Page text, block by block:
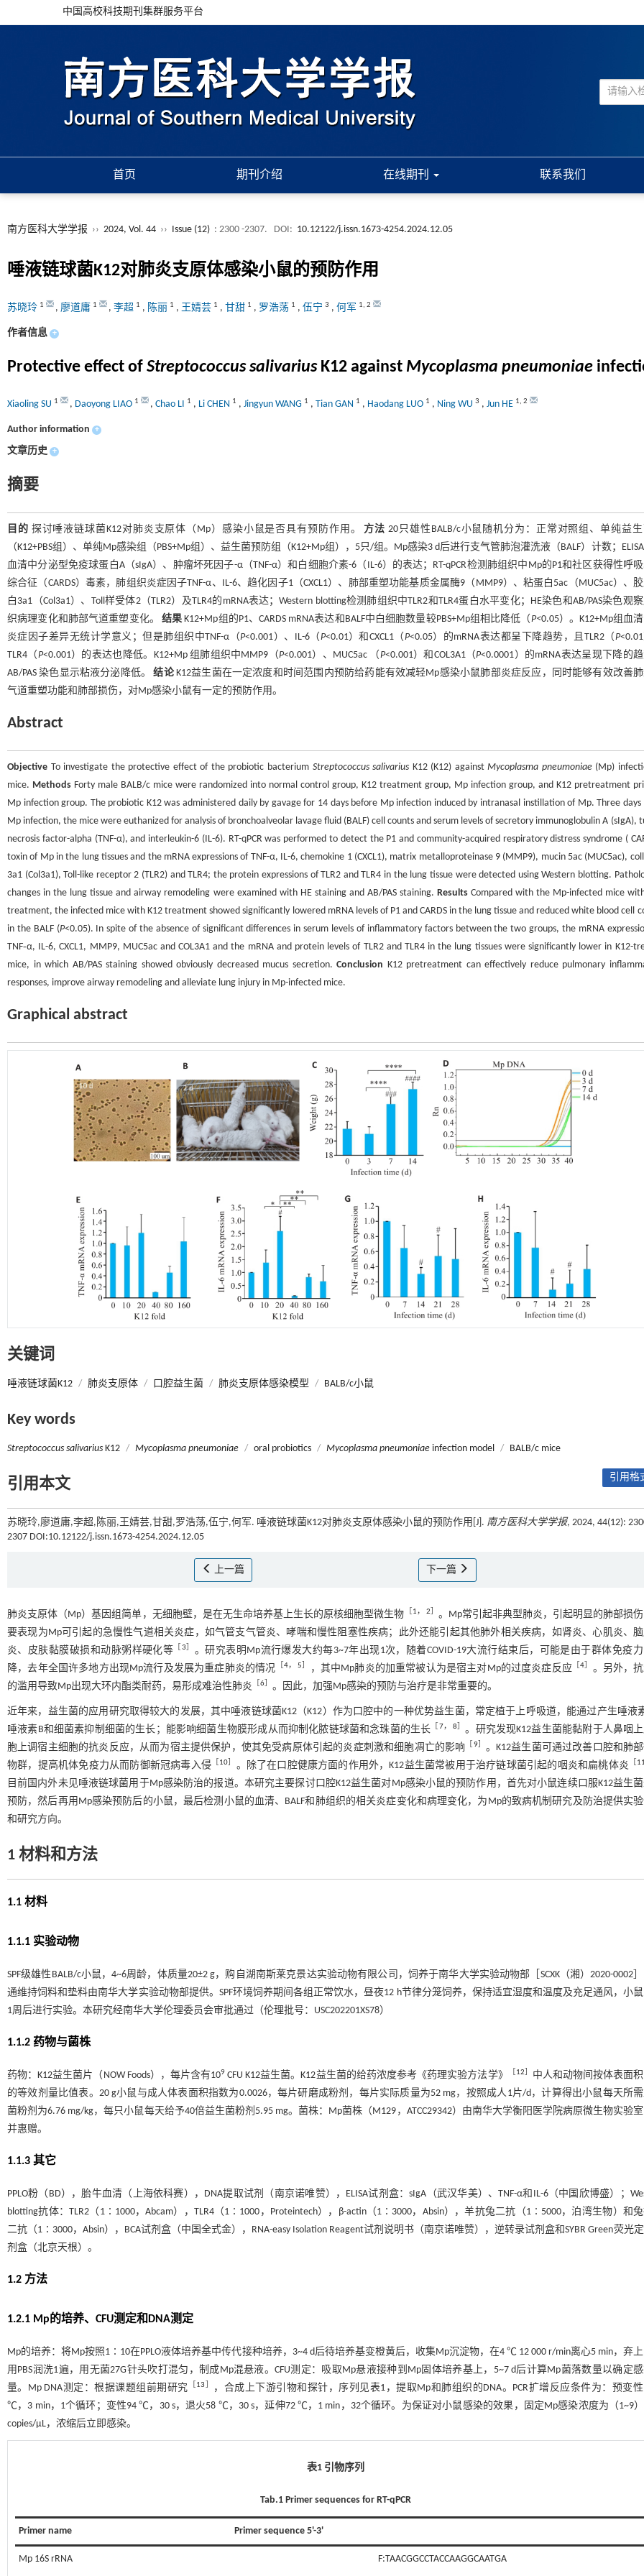
中国高校科技期刊集群服务平台
首页 期刊介绍 在线期刊 联系我们
南方医科大学学报 ›› 2024, Vol. 44 ›› Issue (12) : 2300 -2307. DOI: 10.12122/j.issn.1673-4254.2024.12.05
唾液链球菌K12对肺炎支原体感染小鼠的预防作用
苏晓玲 1 , 廖道庸 1 , 李超 1 , 陈丽 1 , 王婧芸 1 , 甘甜 1 , 罗浩荡 1 , 伍宁 3 , 何军 1, 2
作者信息 +
Protective effect of Streptococcus salivariusK12 against Mycoplasma pneumoniae
Xiaoling SU 1 , Daoyong LIAO 1 , Chao LI 1 , Li CHEN 1 , Jingyun WANG 1 , Tian GAN 1 , Haodang LUO 1 , Ning WU 3 , Jun HE 1, 2
Author information +
文章历史 +
摘要
目的 探讨唾液链球菌K12对肺炎支原体（Mp）感染小鼠是否具有预防作用。方法 20只雄性BALB/c小鼠随机分为：正常对照组、单纯益生
（K12+PBS组）、单纯Mp感染组（PBS+Mp组）、益生菌预防组（K12+Mp组），5只/组。Mp感染3 d后进行支气管肺泡灌洗液（BALF）计数；
血清中分泌型免疫球蛋白A（sIgA）、肿瘤坏死因子-α（TNF-α）和白细胞介素-6（IL-6）的表达；RT-qPCR检测肺组织中Mp的P1和社区获得性呼
综合征（CARDS）毒素，肺组织炎症因子TNF-α、IL-6、趋化因子1（CXCL1）、肺部重塑功能基质金属酶9（MMP9）、粘蛋白5ac（MUC5ac）、
白3a1（Col3a1）、Toll样受体2（TLR2）及TLR4的mRNA表达；Western blotting检测肺组织中TLR2和TLR4蛋白水平变化；HE染色和AB/PAS染色观
织病理变化和肺部气道重塑变化。结果 K12+Mp组的P1、CARDS mRNA表达和BALF中白细胞数量较PBS+Mp组相比降低（P<0.05）。K12+Mp组血
炎症因子差异无统计学意义；但是肺组织中TNF-α（P<0.001）、IL-6（P<0.01）和CXCL1（P<0.05）的mRNA表达都呈下降趋势，且TLR2（P
TLR4（P<0.001）的表达也降低。K12+Mp 组肺组织中MMP9（P<0.001）、MUC5ac （P<0.001）和COL3A1（P<0.0001）的mRNA表达呈现下降的趋
AB/PAS 染色显示粘液分泌降低。结论K12益生菌在一定浓度和时间范围内预防给药能有效减轻Mp感染小鼠肺部炎症反应，同时能够有效改善
气道重塑功能和肺部损伤，对Mp感染小鼠有一定的预防作用。
Abstract
Objective To investigate the protective effect of the probiotic bacterium Streptococcus salivarius K12 (K12) againstMycoplasma pneumoniae(Mp)
mice. MethodsForty male BALB/c mice were randomized into normal control group, K12 treatment group, Mp infection group, and K12 pretreatment
Mp infection group. The probiotic K12 was administered daily by gavage for 14 days before Mp infection induced by intranasal instillation of Mp. Three
Mp infection, the mice were euthanized for analysis of bronchoalveolar lavage fluid (BALF) cell counts and serum levels of secretory immunoglobulin A (sIgA),
necrosis factor-alpha (TNF-α), and interleukin-6 (IL-6). RT-qPCR was performed to detect the P1 and community-acquired respiratory distress syndrome (
toxin of Mp in the lung tissues and the mRNA expressions of TNF-α, IL-6, chemokine 1 (CXCL1), matrix metalloproteinase 9 (MMP9), mucin 5ac (MUC5ac),
3a1 (Col3a1), Toll-like receptor 2 (TLR2) and TLR4; the protein expressions of TLR2 and TLR4 in the lung tissue were detected using Western blotting.
changes in the lung tissue and airway remodeling were examined with HE staining and AB/PAS staining.Results Compared with the Mp-infected mice
treatment, the infected mice with K12 treatment showed significantly lowered mRNA levels of P1 and CARDS in the lung tissue and reduced white blood cell
in the BALF (P<0.05). In spite of the absence of significant differences in serum levels of inflammatory factors between the two groups, the mRNA
TNF‑α, IL-6, CXCL1, MMP9, MUC5ac and COL3A1 and the mRNA and protein levels of TLR2 and TLR4 in the lung tissues were significantly lower in K12-
mice, in which AB/PAS staining showed obviously decreased mucus secretion.Conclusion K12 pretreatment can effectively reduce pulmonary
responses, improve airway remodeling and alleviate lung injury in Mp-infected mice.
Graphical abstract
关键词
唾液链球菌K12 / 肺炎支原体 / 口腔益生菌 / 肺炎支原体感染模型 / BALB/c小鼠
Key words
Streptococcus salivarius K12 / Mycoplasma pneumoniae / oral probiotics / Mycoplasma pneumoniae infection model / BALB/c mice
引用本文 引用格
苏晓玲,廖道庸,李超,陈丽,王婧芸,甘甜,罗浩荡,伍宁,何军. 唾液链球菌K12对肺炎支原体感染小鼠的预防作用[J]. 南方医科大学学报, 2024, 44(12):
2307 DOI:10.12122/j.issn.1673-4254.2024.12.05
上一篇 下一篇
肺炎支原体（Mp）基因组简单，无细胞壁，是在无生命培养基上生长的原核细胞型微生物 1， 2
。Mp常引起非典型肺炎，引起明显的肺部损
要表现为Mp可引起的急慢性气道相关炎症，如气管支气管炎、哮喘和慢性阻塞性疾病；此外还能引起其他肺外相关疾病，如肾炎、心肌炎、
炎、皮肤黏膜破损和动脉粥样硬化等
3
。研究表明Mp流行爆发大约每3~7年出现1次，随着COVID-19大流行结束后，可能是由于群体免疫
降，去年全国许多地方出现Mp流行及发展为重症肺炎的情况
4，5 ，其中Mp肺炎的加重常被认为是宿主对Mp的过度炎症反应 ［4
。另外，
的滥用导致Mp出现大环内酯类耐药，易形成难治性肺炎
6 。因此，加强Mp感染的预防与治疗是非常重要的。
近年来，益生菌的应用研究取得较大的发展，其中唾液链球菌K12（K12）作为口腔中的一种优势益生菌，常定植于上呼吸道，能通过产生唾液素
唾液素B和细菌素抑制细菌的生长；能影响细菌生物膜形成从而抑制化脓链球菌和念珠菌的生长
7，8
。研究发现K12益生菌能黏附于人鼻咽
胞上调宿主细胞的抗炎反应，从而为宿主提供保护，使其免受病原体引起的炎症刺激和细胞凋亡的影响
9］ 。K12益生菌可通过改善口腔和肺
物群，提高机体免疫力从而防御新冠病毒入侵［ 10 。除了在口腔健康方面的作用外，K12益生菌常被用于治疗链球菌引起的咽炎和扁桃体炎 11
目前国内外未见唾液链球菌用于Mp感染防治的报道。本研究主要探讨口腔K12益生菌对Mp感染小鼠的预防作用，首先对小鼠连续口服K12益生
预防，然后再用Mp感染预防后的小鼠，最后检测小鼠的血清、BALF和肺组织的相关炎症变化和病理变化，为Mp的致病机制研究及防治提供实
和研究方向。
1 材料和方法
1.1 材料
1.1.1 实验动物
SPF级雄性BALB/c小鼠，4~6周龄，体质量20±2 g，购自湖南斯莱克景达实验动物有限公司，饲养于南华大学实验动物部［SCXK（湘）2020-0002
通维持饲料和垫料由南华大学实验动物部提供。SPF环境饲养期间各组正常饮水，昼夜12 h节律分笼饲养，保持适宜湿度和温度及充足通风，小
1周后进行实验。本研究经南华大学伦理委员会审批通过（伦理批号：USC202201XS78）
1.1.2 药物与菌株
药物：K12益生菌片（NOW Foods），每片含有109 CFU K12益生菌。K12益生菌的给药浓度参考《药理实验方法学》 12
中人和动物间按体表面
的等效剂量比值表。20 g小鼠与成人体表面积指数为0.0026，每片研磨成粉剂，每片实际质量为52 mg，按照成人1片/d，计算得出小鼠每天所
菌粉剂为6.76 mg/kg，每只小鼠每天给予40倍益生菌粉剂5.95 mg。菌株：Mp菌株（M129，ATCC29342）由南华大学衡阳医学院病原微生物实验
并惠赠。
1.1.3 其它
PPLO粉（BD），胎牛血清（上海依科赛），DNA提取试剂（南京诺唯赞），ELISA试剂盒：sIgA（武汉华美）、TNF-α和IL-6（中国欣博盛）；
blotting抗体：TLR2（1∶1000，Abcam），TLR4（1∶1000，Proteintech），β-actin（1∶3000，Absin），羊抗兔二抗（1∶5000，泊湾生物）和
二抗（1∶3000，Absin），BCA试剂盒（中国全式金），RNA-easy Isolation Reagent试剂说明书（南京诺唯赞），逆转录试剂盒和SYBR Green荧光
剂盒（北京天根）。
1.2 方法
1.2.1 Mp的培养、CFU测定和DNA测定
Mp的培养：将Mp按照1∶10在PPLO液体培养基中传代接种培养，3~4 d后待培养基变橙黄后，收集Mp沉淀物，在4 ℃ 12 000 r/min离心5 min，弃
用PBS润洗1遍，用无菌27G针头吹打混匀，制成Mp混悬液。CFU测定：吸取Mp悬液接种到Mp固体培养基上，5~7 d后计算Mp菌落数量以确定感
量。Mp DNA测定：根据课题组前期研究
13 ，合成上下游引物和探针，序列见表1 ，提取Mp和肺组织的DNA。PCR扩增反应条件为：预变
℃，3 min，1个循环；变性94 ℃，30 s，退火58 ℃，30 s，延伸72 ℃，1 min，32个循环。为保证对小鼠感染的效果，固定Mp感染浓度为（1~9
copies/μL，浓缩后立即感染。
表1 引物序列
Tab.1 Primer sequences for RT-qPCR
Primer name Primer sequence 5'-3'
Mp 16S rRNA F:TAACGGCCTACCAAGGCAATGA